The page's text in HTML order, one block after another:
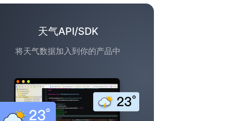
天气API/SDK
将天气数据加入到你的产品中